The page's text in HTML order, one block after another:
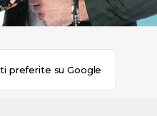
preferite su Google